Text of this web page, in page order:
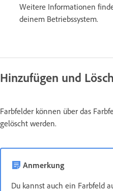
Weitere Informationen
deinem Betriebssystem.
Hinzufügen und
Farbfelder können über das
gelöscht werden.
Anmerkung
Du kannst auch ein Farbfeld